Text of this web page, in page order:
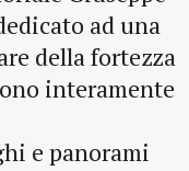
ad una
della fortezza
interamente
e panorami